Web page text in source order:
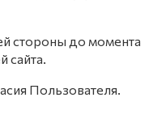
стороны до момента
сайта.
Пользователя.